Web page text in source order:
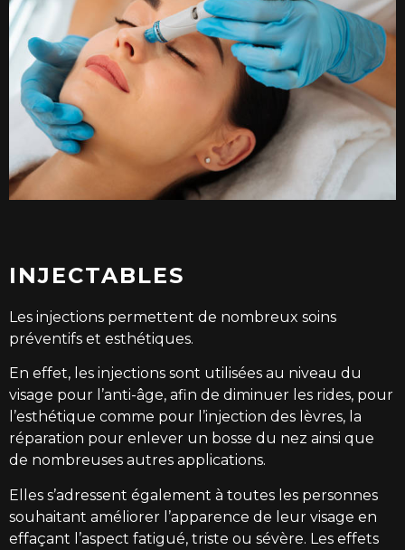
INJECTABLES
Les injections permettent de nombreux soins
préventifs et esthétiques.
En effet, les injections sont utilisées au niveau du
visage pour l’anti-âge, afin de diminuer les rides, pour
l’esthétique comme pour l’injection des lèvres, la
réparation pour enlever un bosse du nez ainsi que
de nombreuses autres applications.
Elles s’adressent également à toutes les personnes
souhaitant améliorer l’apparence de leur visage en
effaçant l’aspect fatigué, triste ou sévère. Les effets